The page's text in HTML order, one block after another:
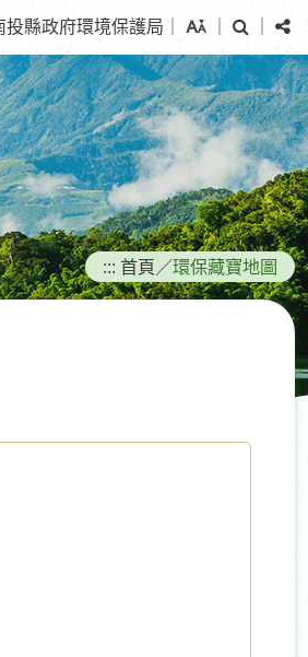
投縣政府環境保護局
尋
分
享
::: 首頁 ／環保藏寶地圖